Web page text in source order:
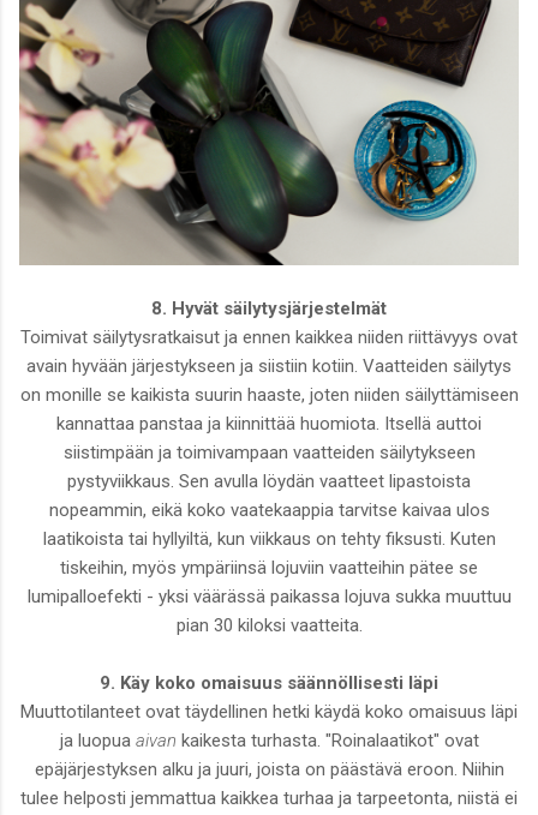
8. Hyvät säilytysjärjestelmät
Toimivat säilytysratkaisut ja ennen kaikkea niiden riittävyys ovat
avain hyvään järjestykseen ja siistiin kotiin. Vaatteiden säilytys
on monille se kaikista suurin haaste, joten niiden säilyttämiseen
kannattaa panstaa ja kiinnittää huomiota. Itsellä auttoi
siistimpään ja toimivampaan vaatteiden säilytykseen
pystyviikkaus. Sen avulla löydän vaatteet lipastoista
nopeammin, eikä koko vaatekaappia tarvitse kaivaa ulos
laatikoista tai hyllyiltä, kun viikkaus on tehty fiksusti. Kuten
tiskeihin, myös ympäriinsä lojuviin vaatteihin pätee se
lumipalloefekti - yksi väärässä paikassa lojuva sukka muuttuu
pian 30 kiloksi vaatteita.
9. Käy koko omaisuus säännöllisesti läpi
Muuttotilanteet ovat täydellinen hetki käydä koko omaisuus läpi
ja luopua aivan kaikesta turhasta. "Roinalaatikot" ovat
epäjärjestyksen alku ja juuri, joista on päästävä eroon. Niihin
tulee helposti jemmattua kaikkea turhaa ja tarpeetonta, niistä ei